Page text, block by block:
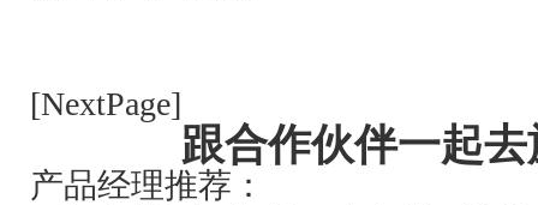
[NextPage]
跟合作伙伴一起去
产品经理推荐：